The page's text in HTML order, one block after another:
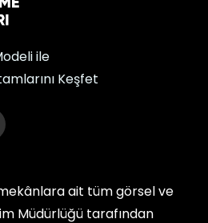
ile
Keşfet
ait tüm görsel ve
Müdürlüğü tarafından